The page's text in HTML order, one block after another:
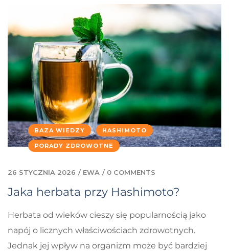
BAZA WIEDZY HASHIMOTO
PORADY ZDROWOTNE
26 STYCZNIA 2026 / EWA / 0 COMMENTS
Jaka herbata przy Hashimoto?
Herbata od wieków cieszy się popularnością jako
napój o licznych właściwościach zdrowotnych.
Jednak jej wpływ na organizm może być bardziej